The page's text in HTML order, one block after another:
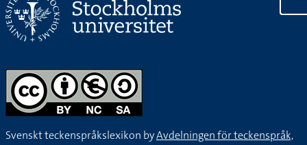
Svenskt teckenspråkslexikon byAvdelningen för teckenspråk,